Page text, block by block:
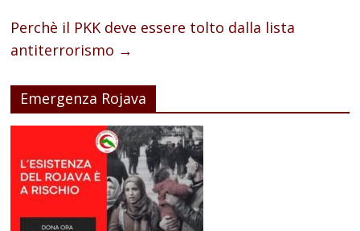
Perchè il PKK deve essere tolto dalla lista
antiterrorismo →
Emergenza Rojava